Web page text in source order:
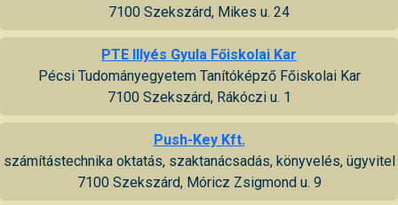
7100 Szekszárd, Mikes u. 24
PTE Illyés Gyula Főiskolai Kar
Pécsi Tudományegyetem Tanítóképző Főiskolai Kar
7100 Szekszárd, Rákóczi u. 1
Push-Key Kft.
számítástechnika oktatás, szaktanácsadás, könyvelés, ügyvitel
7100 Szekszárd, Móricz Zsigmond u. 9